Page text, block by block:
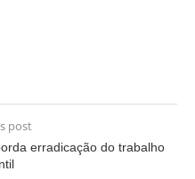
post
erradicação do trabalho